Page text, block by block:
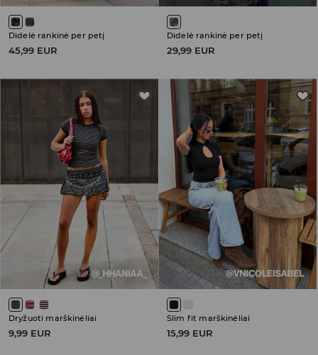
Didelė rankinė per petį
45,99 EUR
Didelė rankinė per petį
29,99 EUR
Dryžuoti marškinėliai
9,99 EUR
Slim fit marškinėliai
15,99 EUR